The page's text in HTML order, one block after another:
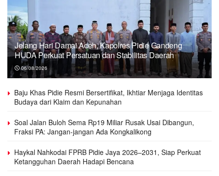
Jelang Hari Damai Aceh, Kapolres Pidie Gandeng
HUDA Perkuat Persatuan dan Stabilitas Daerah
06/08/2026
Baju Khas Pidie Resmi Bersertifikat, Ikhtiar Menjaga Identitas
Budaya dari Klaim dan Kepunahan
Soal Jalan Buloh Sema Rp19 Miliar Rusak Usai Dibangun,
Fraksi PA: Jangan-jangan Ada Kongkalikong
Haykal Nahkodai FPRB Pidie Jaya 2026–2031, Siap Perkuat
Ketangguhan Daerah Hadapi Bencana